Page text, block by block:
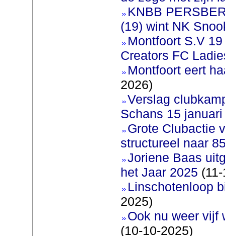
KNBB
(19) wint NK
Montfoort S.V
Creators FC
Montfoort eert
2026)
Verslag
Schans 15 januari
Grote Clubactie
structureel naar
Joriene Baas
het Jaar 2025
Linschotenloop
2025)
Ook nu weer vijf
(10-10-2025)